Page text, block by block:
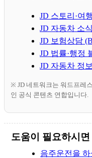
JD 스토리·여
JD 자동차 소식
JD 보험상담
JD 법률·행정
JD 자동차 정
※ JD 네트워크는 워드프레
인 공식 콘텐츠 연합입니다.
도움이 필요하시면
음주운전을